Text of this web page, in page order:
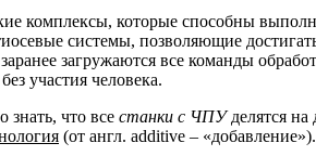
комплексы, которые способны
системы, позволяющие
загружаются все команды
участия человека.
знать, что все станки с ЧПУделятся на
(от англ. additive – «добавление»).